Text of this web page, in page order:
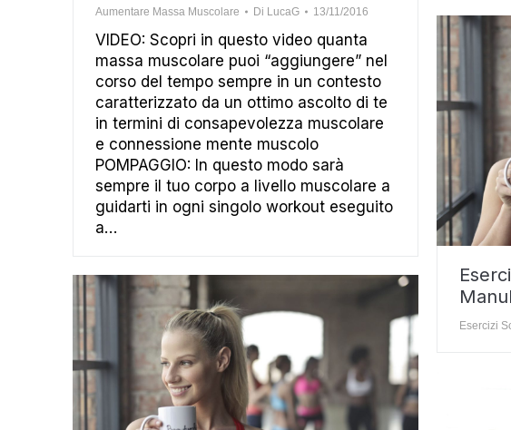
Aumentare Massa Muscolare Di LucaG 13/11/2016
VIDEO: Scopri in questo video quanta
massa muscolare puoi “aggiungere” nel
corso del tempo sempre in un contesto
caratterizzato da un ottimo ascolto di te
in termini di consapevolezza muscolare
e connessione mente muscolo
POMPAGGIO: In questo modo sarà
sempre il tuo corpo a livello muscolare a
guidarti in ogni singolo workout eseguito
a…
Esercizi